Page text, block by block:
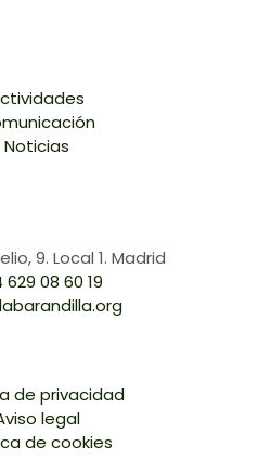
Noticias
9. Local 1. Madrid
629 08 60 19
de privacidad
legal
de cookies